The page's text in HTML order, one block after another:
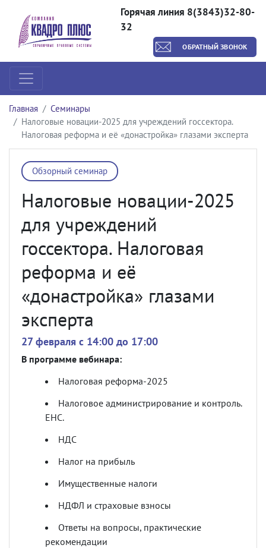
Горячая линия 8(3843)32-80-
32
ОБРАТНЫЙ ЗВОНОК
Главная
Семинары
Налоговые новации-2025 для учреждений госсектора.
Налоговая реформа и её «донастройка» глазами эксперта
Обзорный семинар
Налоговые новации-2025
для учреждений
госсектора. Налоговая
реформа и её
«донастройка» глазами
эксперта
27 февраля c 14:00 до 17:00
В программе вебинара:
Налоговая реформа-2025
Налоговое администрирование и контроль.
ЕНС.
НДС
Налог на прибыль
Имущественные налоги
НДФЛ и страховые взносы
Ответы на вопросы, практические
рекомендации